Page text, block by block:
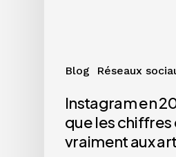
Blog Réseaux
artistes
Instagram en
que les chiffres
vraiment aux